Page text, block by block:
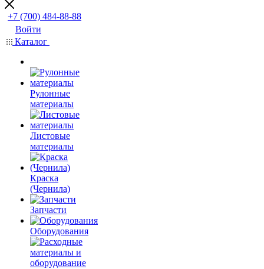
+7 (700) 484-88-88
Войти
Каталог
Рулонные
материалы
Листовые
материалы
Краска
(Чернила)
Запчасти
Оборудования